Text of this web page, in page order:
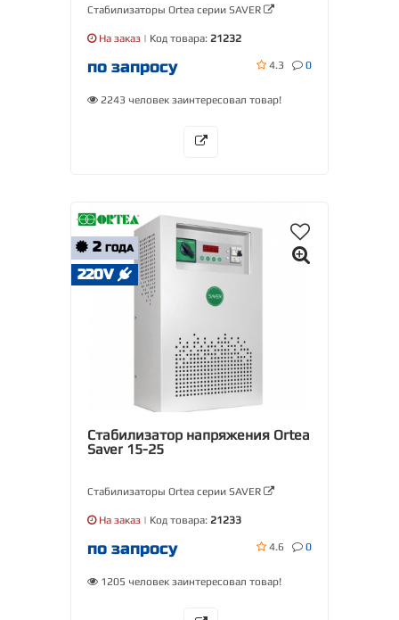
Стабилизаторы Ortea серии SAVER
На заказ | Код товара: 21232
по запросу 4.3 0
2243 человек заинтересовал товар!
2 ГОДА
220V
Стабилизатор напряжения Ortea
Saver 15-25
Стабилизаторы Ortea серии SAVER
На заказ | Код товара: 21233
по запросу 4.6 0
1205 человек заинтересовал товар!